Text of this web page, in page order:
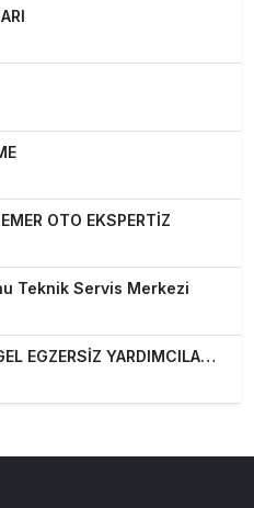
OTO EKSPERTİZ
Teknik Servis Merkezi
MENSTRUAL KAP ,KEGEL EGZERSİZ YARDIMCILARI SAĞLIĞA DESTEK